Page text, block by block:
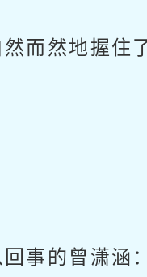
然地握住
事的曾潇涵